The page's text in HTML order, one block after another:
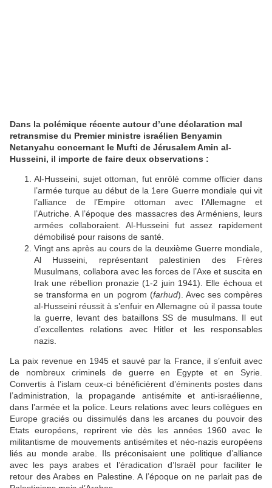
Dans la polémique récente autour d’une déclaration mal
retransmise du Premier ministre israélien Benyamin
Netanyahu concernant le Mufti de Jérusalem Amin al-
Husseini, il importe de faire deux observations :
Al-Husseini, sujet ottoman, fut enrôlé comme officier dans
l’armée turque au début de la 1ere Guerre mondiale qui vit
l’alliance de l’Empire ottoman avec l’Allemagne et
l’Autriche. A l’époque des massacres des Arméniens, leurs
armées collaboraient. Al-Husseini fut assez rapidement
démobilisé pour raisons de santé.
Vingt ans après au cours de la deuxième Guerre mondiale,
Al Husseini, représentant palestinien des Frères
Musulmans, collabora avec les forces de l’Axe et suscita en
Irak une rébellion pronazie (1-2 juin 1941). Elle échoua et
se transforma en un pogrom (farhud). Avec ses compères
al-Husseini réussit à s’enfuir en Allemagne où il passa toute
la guerre, levant des bataillons SS de musulmans. Il eut
d’excellentes relations avec Hitler et les responsables
nazis.
La paix revenue en 1945 et sauvé par la France, il s’enfuit avec
de nombreux criminels de guerre en Egypte et en Syrie.
Convertis à l’islam ceux-ci bénéficièrent d’éminents postes dans
l’administration, la propagande antisémite et anti-israélienne,
dans l’armée et la police. Leurs relations avec leurs collègues en
Europe graciés ou dissimulés dans les arcanes du pouvoir des
Etats européens, reprirent vie dès les années 1960 avec le
militantisme de mouvements antisémites et néo-nazis européens
liés au monde arabe. Ils préconisaient une politique d’alliance
avec les pays arabes et l’éradication d’Israël pour faciliter le
retour des Arabes en Palestine. A l’époque on ne parlait pas de